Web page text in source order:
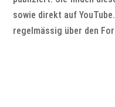
sowie direkt auf
regelmässig über den